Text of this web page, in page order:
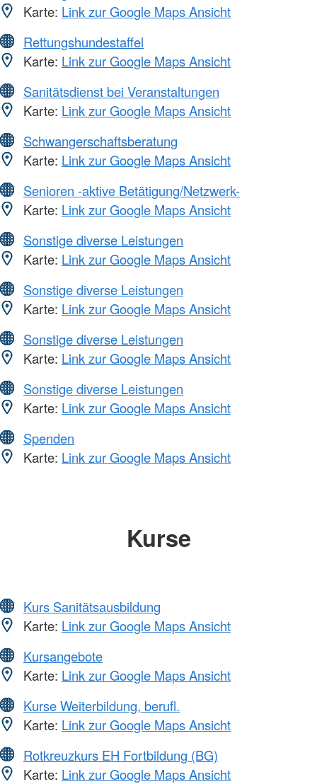
Karte: Link zur Google Maps Ansicht
Rettungshundestaffel
Karte: Link zur Google Maps Ansicht
Sanitätsdienst bei Veranstaltungen
Karte: Link zur Google Maps Ansicht
Schwangerschaftsberatung
Karte: Link zur Google Maps Ansicht
Senioren -aktive Betätigung/Netzwerk-
Karte: Link zur Google Maps Ansicht
Sonstige diverse Leistungen
Karte: Link zur Google Maps Ansicht
Sonstige diverse Leistungen
Karte: Link zur Google Maps Ansicht
Sonstige diverse Leistungen
Karte: Link zur Google Maps Ansicht
Sonstige diverse Leistungen
Karte: Link zur Google Maps Ansicht
Spenden
Karte: Link zur Google Maps Ansicht
Kurse
Kurs Sanitätsausbildung
Karte: Link zur Google Maps Ansicht
Kursangebote
Karte: Link zur Google Maps Ansicht
Kurse Weiterbildung, berufl.
Karte: Link zur Google Maps Ansicht
Rotkreuzkurs EH Fortbildung (BG)
Karte: Link zur Google Maps Ansicht